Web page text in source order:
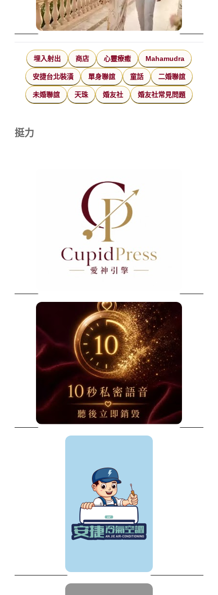
埋入射出 商店 心靈療癒 Mahamudra
安捷台北裝潢 單身聯誼 童話 二婚聯誼
未婚聯誼 天珠 婚友社 婚友社常見問題
挺力